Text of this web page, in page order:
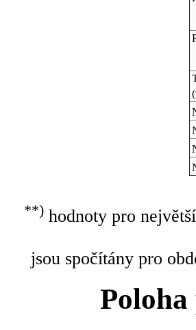
**)hodnoty pro
jsou spočítány pro
Poloha